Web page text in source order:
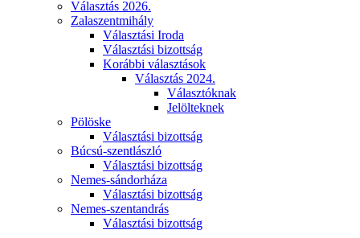
Választás 2026.
Zalaszentmihály
Választási Iroda
Választási bizottság
Korábbi választások
Választás 2024.
Választóknak
Jelölteknek
Pölöske
Választási bizottság
Búcsú-szentlászló
Választási bizottság
Nemes-sándorháza
Választási bizottság
Nemes-szentandrás
Választási bizottság